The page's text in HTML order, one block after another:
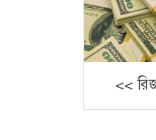
<<